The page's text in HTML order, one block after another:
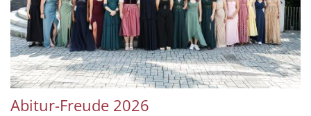
Abitur-Freude 2026